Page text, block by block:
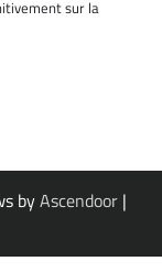
sur la
byAscendoor |